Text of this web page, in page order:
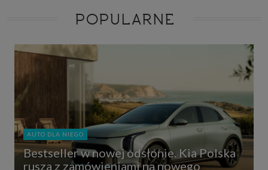
POPULARNE
AUTO DLA NIEGO
Bestseller w nowej odsłonie. Kia Polska
rusza z zamówieniami na nowego